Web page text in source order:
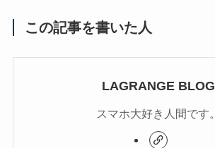
この記事を書いた人
LAGRANGE BLOG
スマホ大好き人間です。